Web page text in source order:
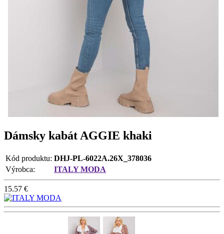
Dámsky kabát AGGIE khaki
Kód produktu: DHJ-PL-6022A.26X_378036
Výrobca:
ITALY MODA
15.57 €